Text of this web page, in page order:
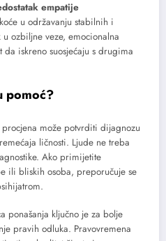
empatije
u održavanju stabilnih i
ozbiljne veze, emocionalna
da iskreno suosjećaju s drugima
pomoć?
može potvrditi dijagnozu
ličnosti. Ljude ne treba
Ako primijetite
ili bliskih osoba, preporučuje se
ponašanja ključno je za bolje
pravih odluka. Pravovremena